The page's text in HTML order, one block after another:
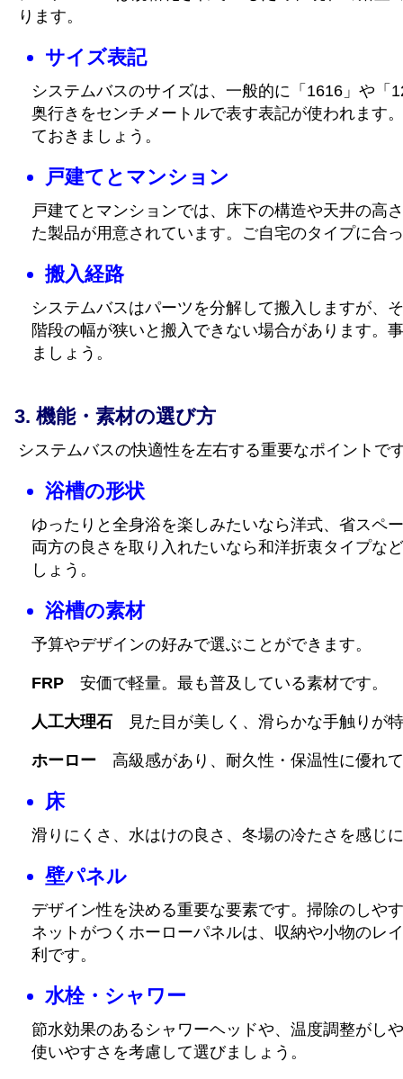
ります。
サイズ表記
システムバスのサイズは、一般的に「1616」や「
奥行きをセンチメートルで表す表記が使われます
ておきましょう。
戸建てとマンション
戸建てとマンションでは、床下の構造や天井の高
た製品が用意されています。ご自宅のタイプに合
搬入経路
システムバスはパーツを分解して搬入しますが、
階段の幅が狭いと搬入できない場合があります。
ましょう。
機能・素材の選び方
システムバスの快適性を左右する重要なポイントで
浴槽の形状
ゆったりと全身浴を楽しみたいなら洋式、省スペ
両方の良さを取り入れたいなら和洋折衷タイプな
しょう。
浴槽の素材
予算やデザインの好みで選ぶことができます。
FRP 安価で軽量。最も普及している素材です。
人工大理石 見た目が美しく、滑らかな手触りが
ホーロー 高級感があり、耐久性・保温性に優れ
床
滑りにくさ、水はけの良さ、冬場の冷たさを感じ
壁パネル
デザイン性を決める重要な要素です。掃除のしや
ネットがつくホーローパネルは、収納や小物のレ
利です。
水栓・シャワー
節水効果のあるシャワーヘッドや、温度調整がし
使いやすさを考慮して選びましょう。